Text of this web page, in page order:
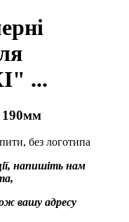
...
напишіть нам
вашу адресу